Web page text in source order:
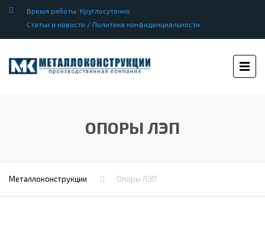
Время работы: Круглосуточно
Статьи и новости / Политика конфиденциальности
ОПОРЫ ЛЭП
Металлоконструкции Опоры ЛЭП